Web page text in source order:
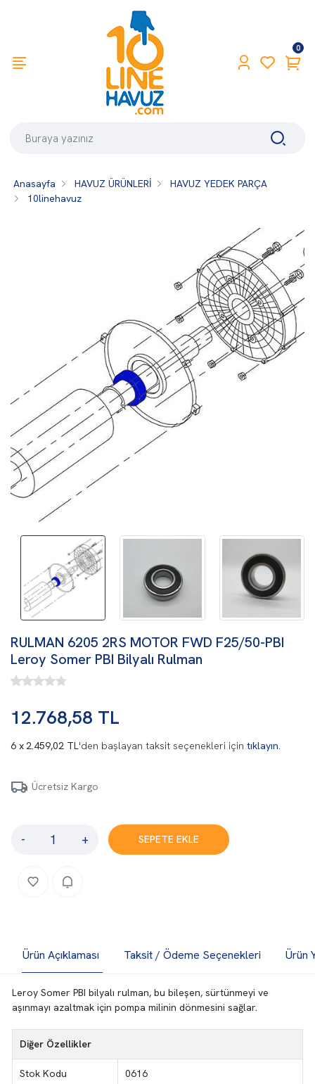
0
Anasayfa HAVUZ ÜRÜNLERİ
HAVUZ YEDEK PARÇA
10linehavuz
RULMAN 6205 2RS MOTOR FWD F25/50-PBI
Leroy Somer PBI Bilyalı Rulman
12.768,58 TL
2.459,02 TL'den başlayan taksit seçenekleri için tıklayın.
Ücretsiz Kargo
- + SEPETE EKLE
Ürün Açıklaması Taksit / Ödeme Seçenekleri Ürün
Leroy Somer PBI bilyalı rulman, bu bileşen, sürtünmeyi ve
aşınmayı azaltmak için pompa milinin dönmesini sağlar.
Diğer Özellikler
Stok Kodu 0616